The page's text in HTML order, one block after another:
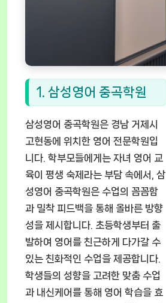
1. 삼성영어 중곡학원
삼성영어 중곡학원은 경남 거제시
고현동에 위치한 영어 전문학원입
니다. 학부모들에게는 자녀 영어 교
육이 평생 숙제라는 부담 속에서, 삼
성영어 중곡학원은 수업의 꼼꼼함
과 밀착 피드백을 통해 올바른 방향
성을 제시합니다. 초등학생부터 출
발하여 영어를 친근하게 다가갈 수
있는 친화적인 수업을 제공합니다.
학생들의 성향을 고려한 맞춤 수업
과 내신케어를 통해 영어 학습을 효